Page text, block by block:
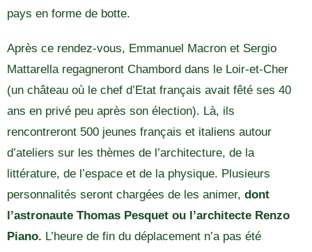
pays en forme de botte.
Après ce rendez-vous, Emmanuel Macron et Sergio
Mattarella regagneront Chambord dans le Loir-et-Cher
(un château où le chef d’Etat français avait fêté ses 40
ans en privé peu après son élection). Là, ils
rencontreront 500 jeunes français et italiens autour
d’ateliers sur les thèmes de l’architecture, de la
littérature, de l’espace et de la physique. Plusieurs
personnalités seront chargées de les animer, dont
l’astronaute Thomas Pesquet ou l’architecte Renzo
Piano. L’heure de fin du déplacement n’a pas été